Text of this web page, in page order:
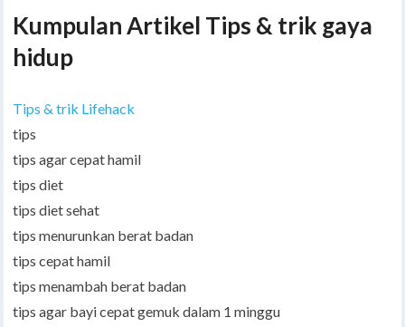
Kumpulan Artikel Tips & trik gaya
hidup
Tips & trik Lifehack
tips
tips agar cepat hamil
tips diet
tips diet sehat
tips menurunkan berat badan
tips cepat hamil
tips menambah berat badan
tips agar bayi cepat gemuk dalam 1 minggu